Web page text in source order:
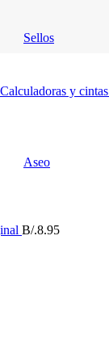
Sellos
Aseo
Calculadoras y cintas
B/.8.95